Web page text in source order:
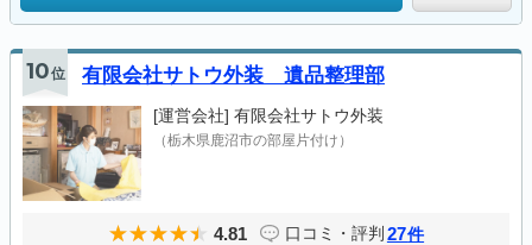
10位 有限会社サトウ外装 遺品整理部
[運営会社] 有限会社サトウ外装
（栃木県鹿沼市の部屋片付け）
4.81 口コミ・評判 27件